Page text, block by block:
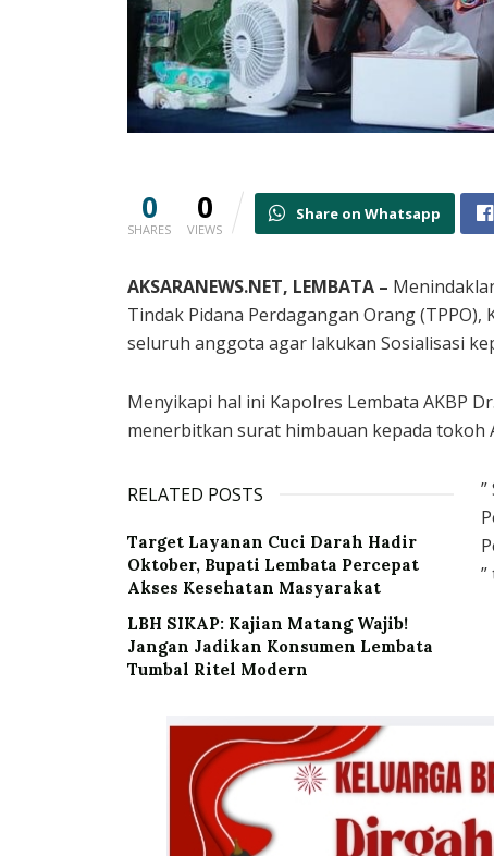
0
SHARES
0
VIEWS
Share on Whatsapp
AKSARANEWS.NET, LEMBATA –
Tindak Pidana Perdagangan Orang
seluruh anggota agar lakukan Sosialisasi
Menyikapi hal ini Kapolres Lembata AKBP
menerbitkan surat himbauan kepada tokoh
RELATED POSTS
Target Layanan Cuci Darah Hadir
Oktober, Bupati Lembata Percepat
Akses Kesehatan Masyarakat
LBH SIKAP: Kajian Matang Wajib!
Jangan Jadikan Konsumen Lembata
Tumbal Ritel Modern